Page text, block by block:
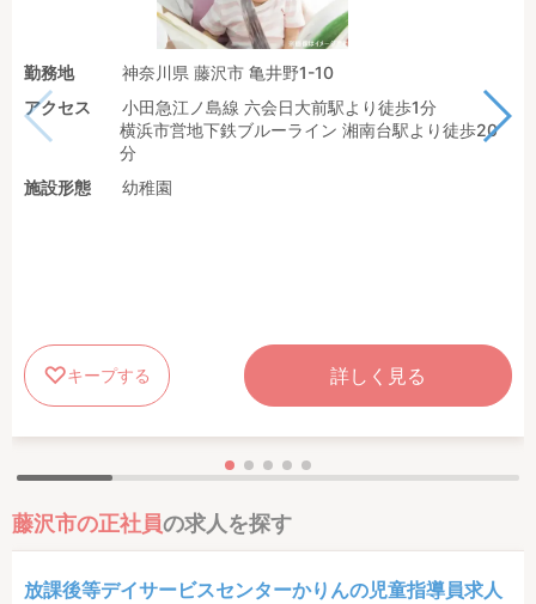
勤務地
神奈川県 藤沢市 亀井野1-10
アクセス
小田急江ノ島線 六会日大前駅より徒歩1分
横浜市営地下鉄ブルーライン 湘南台駅より徒歩20
分
施設形態
幼稚園
キープする 詳しく見る
藤沢市の正社員の求人を探す
放課後等デイサービスセンターかりんの児童指導員求人